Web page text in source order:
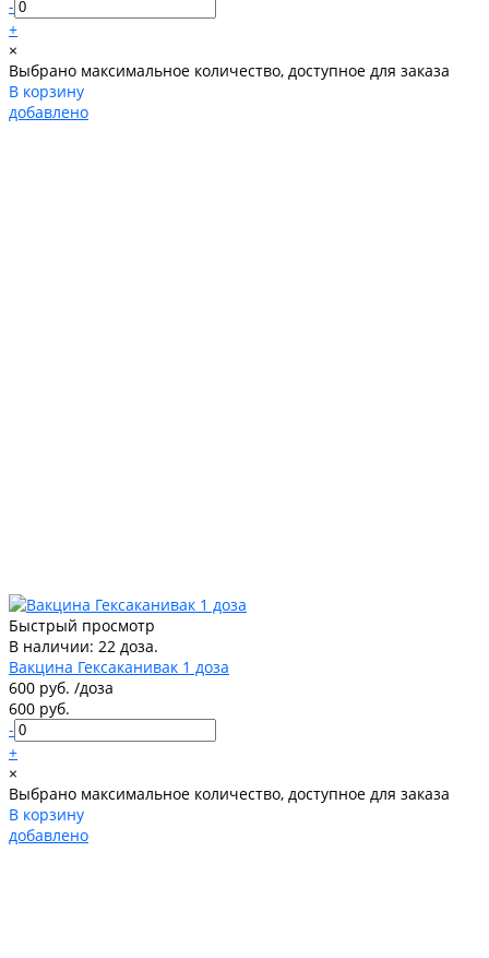
-
+
×
Выбрано максимальное количество, доступное для заказа
В корзину
добавлено
Быстрый просмотр
В наличии: 22 доза.
Вакцина Гексаканивак 1 доза
600 руб. /доза
600 руб.
-
+
×
Выбрано максимальное количество, доступное для заказа
В корзину
добавлено